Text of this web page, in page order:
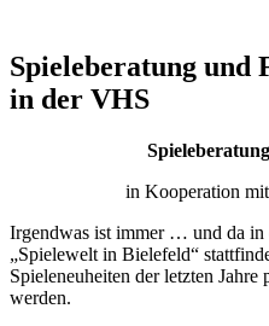
Spieleberatung und
in der VHS
in Kooperation
Irgendwas ist immer … und da in
„Spielewelt in Bielefeld“
Spieleneuheiten der letzten
werden.